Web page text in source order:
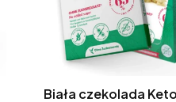
Biała czekolada